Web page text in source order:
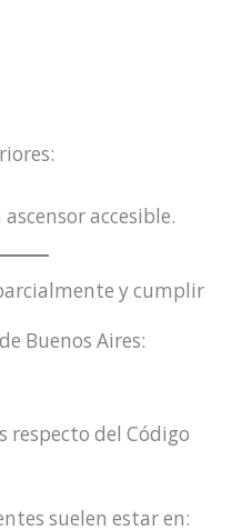
accesible.
y cumplir
Buenos Aires:
respecto del Código
suelen estar en: